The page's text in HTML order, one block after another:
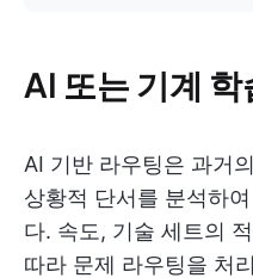
AI 또는 기계 학
AI 기반 라우팅은 과거
상황적 단서를 분석하
다. 속도, 기술 세트의
따라 문제 라우팅을 처